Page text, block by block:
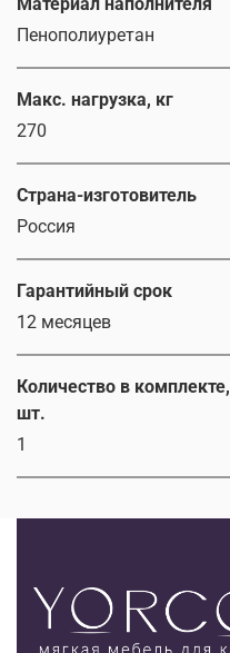
Пенополиуретан
Макс. нагрузка, кг
270
Страна-изготовитель
Россия
Гарантийный срок
12 месяцев
Количество в комплекте,
шт.
1